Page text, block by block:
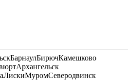
БарнаулБирючКамешково
Архангельск
ЛискиМуромСеверодвинск